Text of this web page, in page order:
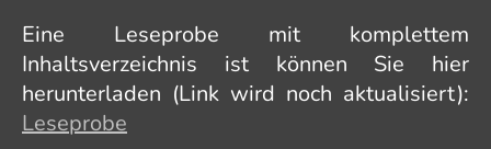
Eine Leseprobe mit komplettem
Inhaltsverzeichnis ist können Sie hier
herunterladen (Link wird noch aktualisiert):
Leseprobe